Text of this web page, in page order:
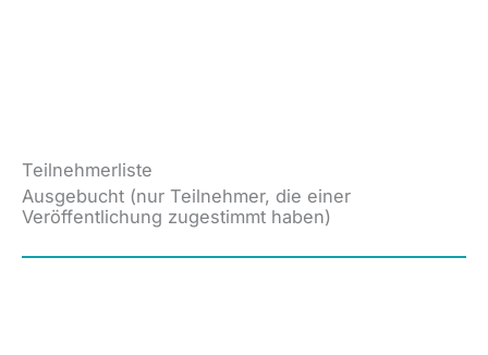
Teilnehmerliste
Ausgebucht (nur Teilnehmer, die einer
Veröffentlichung zugestimmt haben)